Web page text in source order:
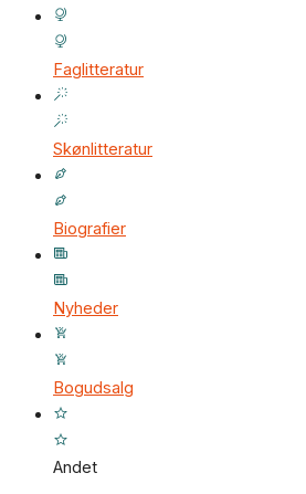
Faglitteratur
Skønlitteratur
Biografier
Nyheder
Bogudsalg
Andet